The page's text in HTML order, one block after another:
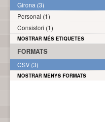
Girona (3)
Personal (1)
Consistori (1)
MOSTRAR MÉS ETIQUETES
FORMATS
CSV (3)
MOSTRAR MENYS FORMATS